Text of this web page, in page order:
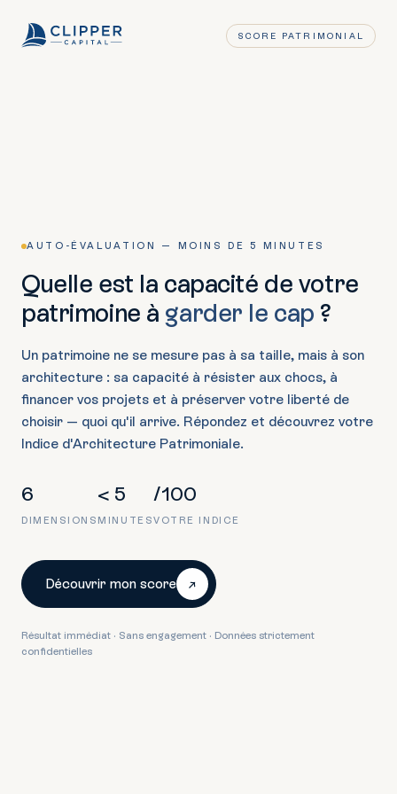
SCORE PATRIMONIAL
AUTO-ÉVALUATION — MOINS DE 5 MINUTES
Quelle est la capacité de votre
patrimoine à garder le cap ?
Un patrimoine ne se mesure pas à sa taille, mais à son
architecture : sa capacité à résister aux chocs, à
financer vos projets et à préserver votre liberté de
choisir — quoi qu'il arrive. Répondez et découvrez votre
Indice d'Architecture Patrimoniale.
6
DIMENSIONS
< 5
MINUTES
/100
VOTRE INDICE
Découvrir mon score
Résultat immédiat · Sans engagement · Données strictement
confidentielles